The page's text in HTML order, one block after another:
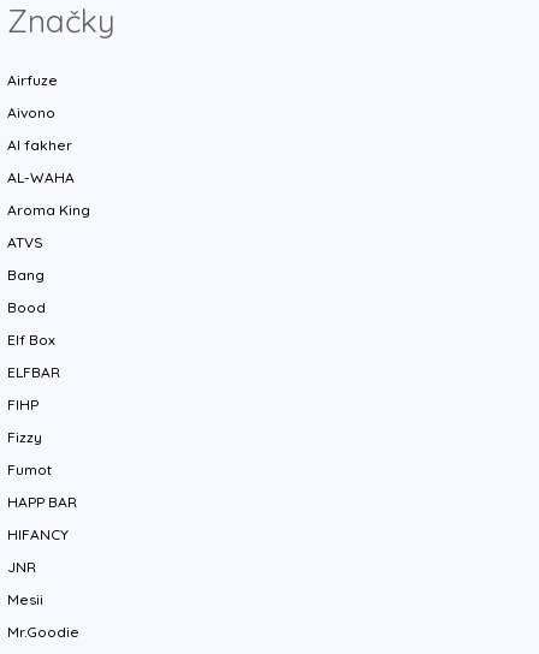
Značky
Airfuze
Aivono
Al fakher
AL-WAHA
Aroma King
ATVS
Bang
Bood
Elf Box
ELFBAR
FIHP
Fizzy
Fumot
HAPP BAR
HIFANCY
JNR
Mesii
Mr.Goodie